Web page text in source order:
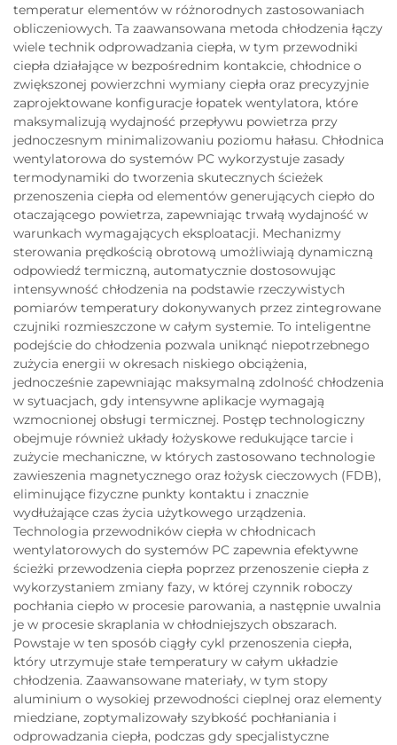
temperatur elementów w różnorodnych zastosowaniach
obliczeniowych. Ta zaawansowana metoda chłodzenia łączy
wiele technik odprowadzania ciepła, w tym przewodniki
ciepła działające w bezpośrednim kontakcie, chłodnice o
zwiększonej powierzchni wymiany ciepła oraz precyzyjnie
zaprojektowane konfiguracje łopatek wentylatora, które
maksymalizują wydajność przepływu powietrza przy
jednoczesnym minimalizowaniu poziomu hałasu. Chłodnica
wentylatorowa do systemów PC wykorzystuje zasady
termodynamiki do tworzenia skutecznych ścieżek
przenoszenia ciepła od elementów generujących ciepło do
otaczającego powietrza, zapewniając trwałą wydajność w
warunkach wymagających eksploatacji. Mechanizmy
sterowania prędkością obrotową umożliwiają dynamiczną
odpowiedź termiczną, automatycznie dostosowując
intensywność chłodzenia na podstawie rzeczywistych
pomiarów temperatury dokonywanych przez zintegrowane
czujniki rozmieszczone w całym systemie. To inteligentne
podejście do chłodzenia pozwala uniknąć niepotrzebnego
zużycia energii w okresach niskiego obciążenia,
jednocześnie zapewniając maksymalną zdolność chłodzenia
w sytuacjach, gdy intensywne aplikacje wymagają
wzmocnionej obsługi termicznej. Postęp technologiczny
obejmuje również układy łożyskowe redukujące tarcie i
zużycie mechaniczne, w których zastosowano technologie
zawieszenia magnetycznego oraz łożysk cieczowych (FDB),
eliminujące fizyczne punkty kontaktu i znacznie
wydłużające czas życia użytkowego urządzenia.
Technologia przewodników ciepła w chłodnicach
wentylatorowych do systemów PC zapewnia efektywne
ścieżki przewodzenia ciepła poprzez przenoszenie ciepła z
wykorzystaniem zmiany fazy, w której czynnik roboczy
pochłania ciepło w procesie parowania, a następnie uwalnia
je w procesie skraplania w chłodniejszych obszarach.
Powstaje w ten sposób ciągły cykl przenoszenia ciepła,
który utrzymuje stałe temperatury w całym układzie
chłodzenia. Zaawansowane materiały, w tym stopy
aluminium o wysokiej przewodności cieplnej oraz elementy
miedziane, zoptymalizowały szybkość pochłaniania i
odprowadzania ciepła, podczas gdy specjalistyczne